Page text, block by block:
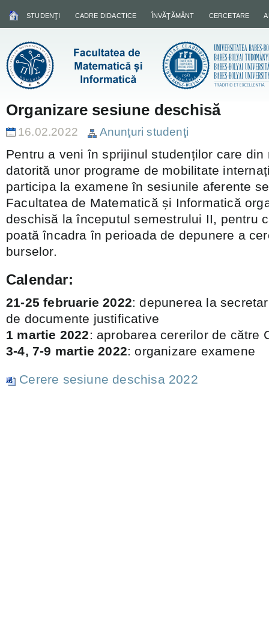
STUDENŢI CADRE DIDACTICE ÎNVĂŢĂMÂNT CERCETARE
Organizare sesiune deschisă
16.02.2022 Anunţuri studenţi
Pentru a veni în sprijinul studenților care
datorită unor programe de mobilitate
participa la examene în sesiunile aferente
Facultatea de Matematică și Informatică
deschisă la începutul semestrului II, pentru
poată încadra în perioada de depunere a
burselor.
Calendar:
21-25 februarie 2022: depunerea la
de documente justificative
1 martie 2022: aprobarea cererilor de către
3-4, 7-9 martie 2022: organizare examene
Cerere sesiune deschisa 2022